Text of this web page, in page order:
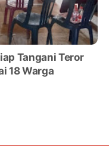
Tangani Teror
18 Warga